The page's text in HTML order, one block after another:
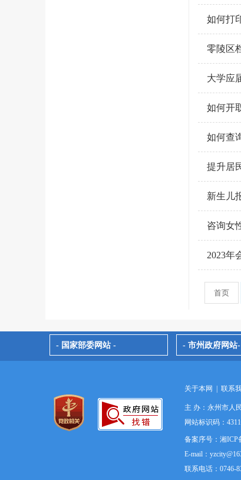
如何打
零陵区
大学应
如何开
如何查
提升居
新生儿
咨询女
2023年
首页
- 国家部委网站 - - 市州政府网站-
关于本网 联系
主 办：永州市人
网站标识码：
备案序号：湘ICP
E-mail：
联系电话：0746-